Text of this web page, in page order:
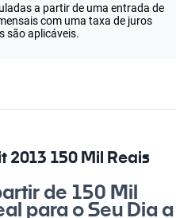
a partir de uma entrada de
com uma taxa de juros
são aplicáveis.
2013 150 Mil Reais
de 150 Mil
para o Seu Dia a